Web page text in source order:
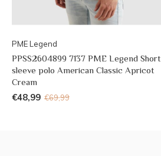
PME Legend
PPSS2604899 7137 PME Legend Short
sleeve polo American Classic Apricot
Cream
€48,99 €69,99